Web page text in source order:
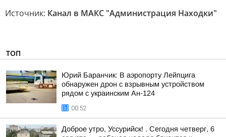
Источник: Канал в МАКС "Администрация Находки"
ТОП
Юрий Баранчик: В аэропорту Лейпцига
обнаружен дрон с взрывным устройством
рядом с украинским Ан-124
00:52
Доброе утро, Уссурийск! . Сегодня четверг, 6